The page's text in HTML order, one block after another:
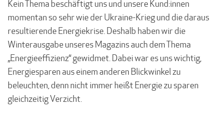
Kein Thema beschäftigt uns und unsere Kund:innen
momentan so sehr wie der Ukraine-Krieg und die daraus
resultierende Energiekrise. Deshalb haben wir die
Winterausgabe unseres Magazins auch dem Thema
„Energieeffizienz“ gewidmet. Dabei war es uns wichtig,
Energiesparen aus einem anderen Blickwinkel zu
beleuchten, denn nicht immer heißt Energie zu sparen
gleichzeitig Verzicht.